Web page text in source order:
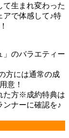
て生まれ変わった
アで体感して♪特
」のバラエティー
方には通常の成
意！
た方※成約特典は
ンナーに確認を♪